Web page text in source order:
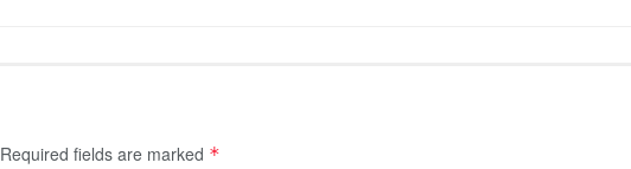
Required fields are marked *